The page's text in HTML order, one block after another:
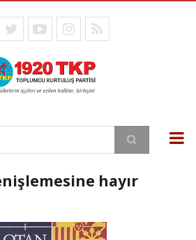
twitteryoutubeinstagram
RSS
hayır